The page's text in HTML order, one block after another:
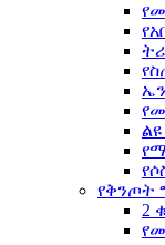
የቅንጦት
2